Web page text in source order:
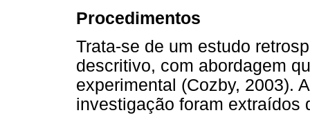
Procedimentos
Trata-se de um estudo
descritivo, com abordagem
experimental (Cozby, 2003).
investigação foram extraídos